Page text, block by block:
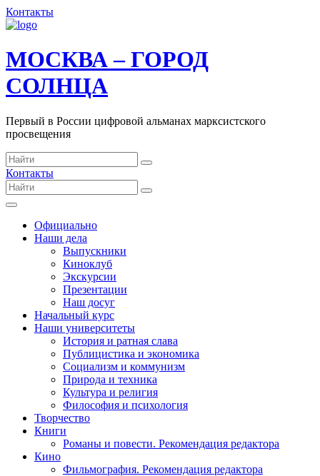
Контакты
МОСКВА – ГОРОД
СОЛНЦА
Первый в России цифровой альманах марксистского
просвещения
Контакты
Официально
Наши дела
Выпускники
Киноклуб
Экскурсии
Презентации
Наш досуг
Начальный курс
Наши университеты
История и ратная слава
Публицистика и экономика
Социализм и коммунизм
Природа и техника
Культура и религия
Философия и психология
Творчество
Книги
Романы и повести. Рекомендация редактора
Кино
Фильмография. Рекомендация редактора